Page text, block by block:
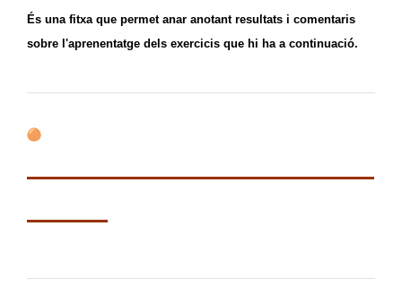
És una fitxa que permet anar anotant resultats i comentaris
sobre l'aprenentatge dels exercicis que hi ha a continuació.